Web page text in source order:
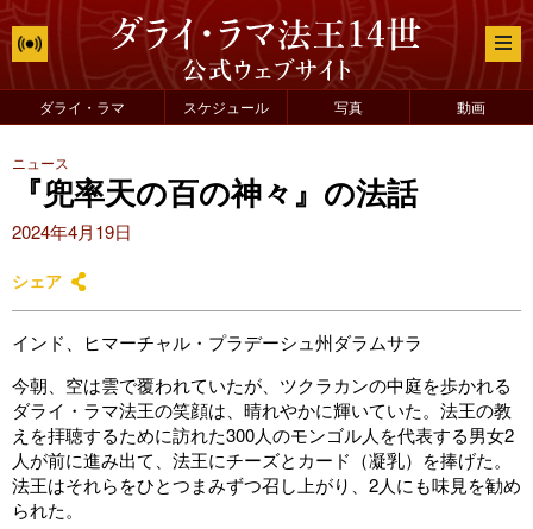
ダライ・ラマ スケジュール 写真 動画
ニュース
『兜率天の百の神々』の法話
2024年4月19日
シェア
インド、ヒマーチャル・プラデーシュ州ダラムサラ
今朝、空は雲で覆われていたが、ツクラカンの中庭を歩かれる
ダライ・ラマ法王の笑顔は、晴れやかに輝いていた。法王の教
えを拝聴するために訪れた300人のモンゴル人を代表する男女2
人が前に進み出て、法王にチーズとカード（凝乳）を捧げた。
法王はそれらをひとつまみずつ召し上がり、2人にも味見を勧め
られた。